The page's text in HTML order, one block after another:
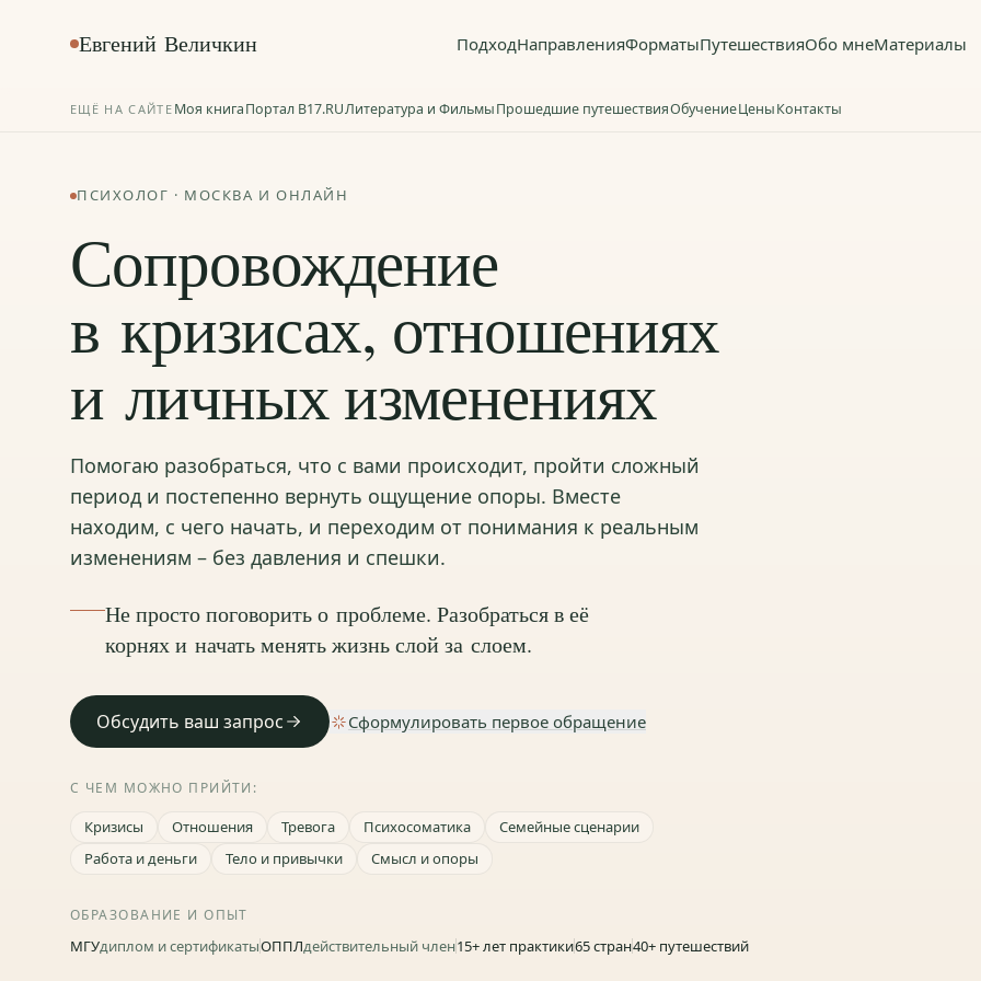
Евгений Величкин ПодходНаправленияФорматыПутешествияОбо мнеМатериалы
ЕЩЁ НА САЙТЕ Моя книгаПортал B17.RUЛитература и ФильмыПрошедшие путешествияОбучениеЦеныКонтакты
ПСИХОЛОГ · МОСКВА И ОНЛАЙН
Сопровождение
в кризисах, отношениях
и личных изменениях
Помогаю разобраться, что с вами происходит, пройти сложный
период и постепенно вернуть ощущение опоры. Вместе
находим, с чего начать, и переходим от понимания к реальным
изменениям – без давления и спешки.
Не просто поговорить о проблеме. Разобраться в её
корнях и начать менять жизнь слой за слоем.
Обсудить ваш запрос Сформулировать первое обращение
С ЧЕМ МОЖНО ПРИЙТИ:
Кризисы Отношения Тревога Психосоматика
Семейные сценарии
Работа и деньги
Тело и привычки Смысл и опоры
ОБРАЗОВАНИЕ И ОПЫТ
МГУдиплом и сертификатыОППЛдействительный член15+ лет практики65 стран40+ путешествий